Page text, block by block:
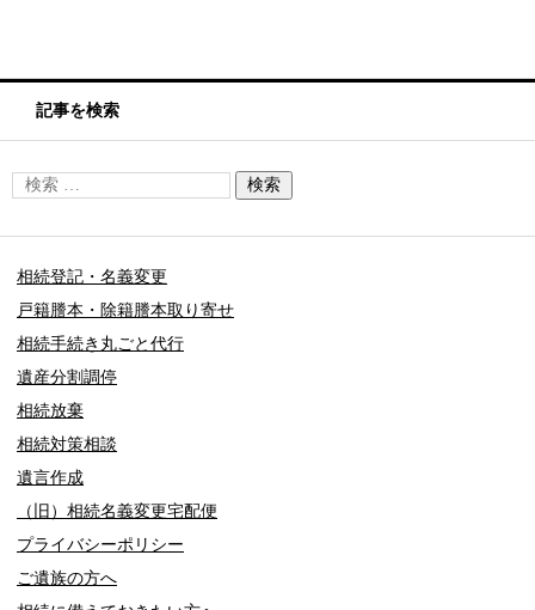
記事を検索
相続登記・名義変更
戸籍謄本・除籍謄本取り寄せ
相続手続き丸ごと代行
遺産分割調停
相続放棄
相続対策相談
遺言作成
（旧）相続名義変更宅配便
プライバシーポリシー
ご遺族の方へ